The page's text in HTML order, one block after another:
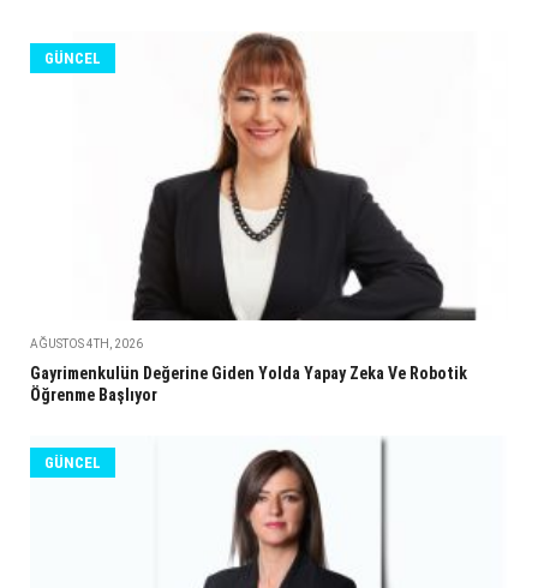
GÜNCEL
AĞUSTOS 4TH, 2026
Gayrimenkulün Değerine Giden Yolda Yapay Zeka Ve Robotik
Öğrenme Başlıyor
GÜNCEL